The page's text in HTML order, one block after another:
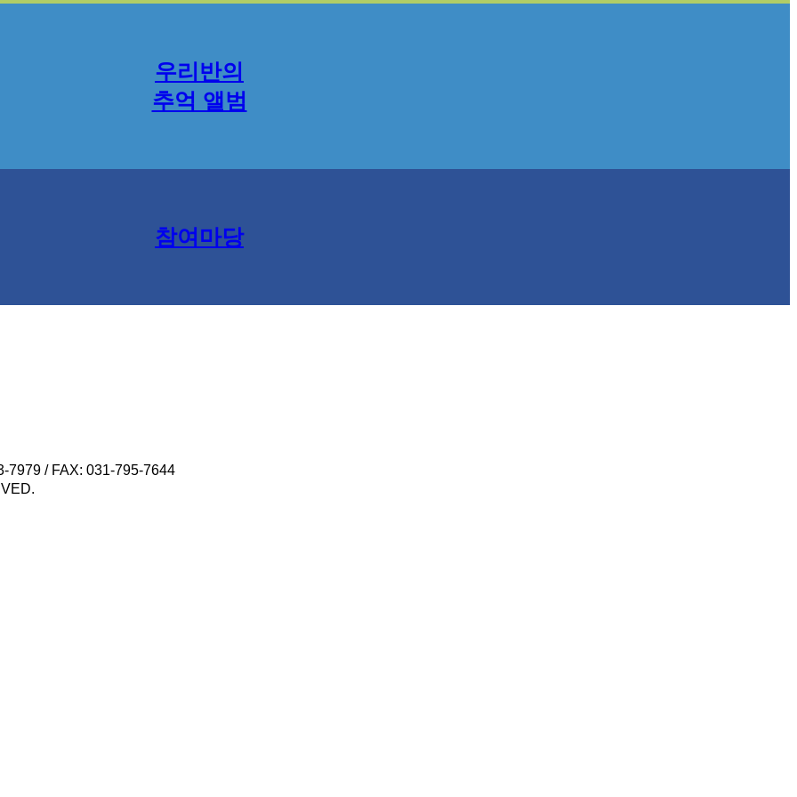
우리반의
추억 앨범
참여마당
7979 / FAX: 031-795-7644